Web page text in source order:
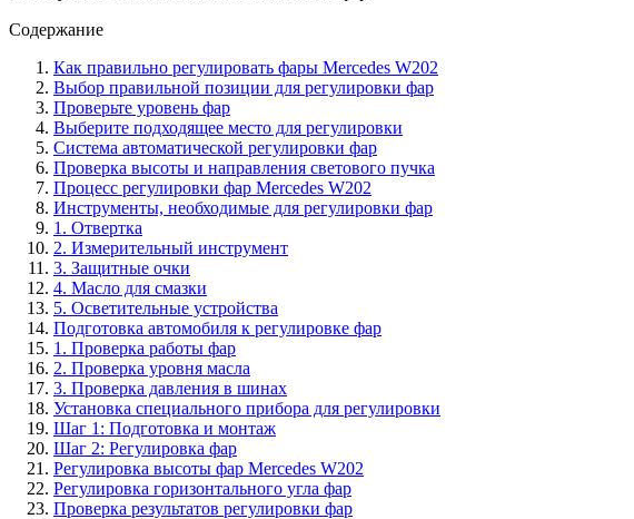
Содержание
Как правильно регулировать фары Mercedes W202
Выбор правильной позиции для регулировки фар
Проверьте уровень фар
Выберите подходящее место для регулировки
Система автоматической регулировки фар
Проверка высоты и направления светового пучка
Процесс регулировки фар Mercedes W202
Инструменты, необходимые для регулировки фар
1. Отвертка
2. Измерительный инструмент
3. Защитные очки
4. Масло для смазки
5. Осветительные устройства
Подготовка автомобиля к регулировке фар
1. Проверка работы фар
2. Проверка уровня масла
3. Проверка давления в шинах
Установка специального прибора для регулировки
Шаг 1: Подготовка и монтаж
Шаг 2: Регулировка фар
Регулировка высоты фар Mercedes W202
Регулировка горизонтального угла фар
Проверка результатов регулировки фар